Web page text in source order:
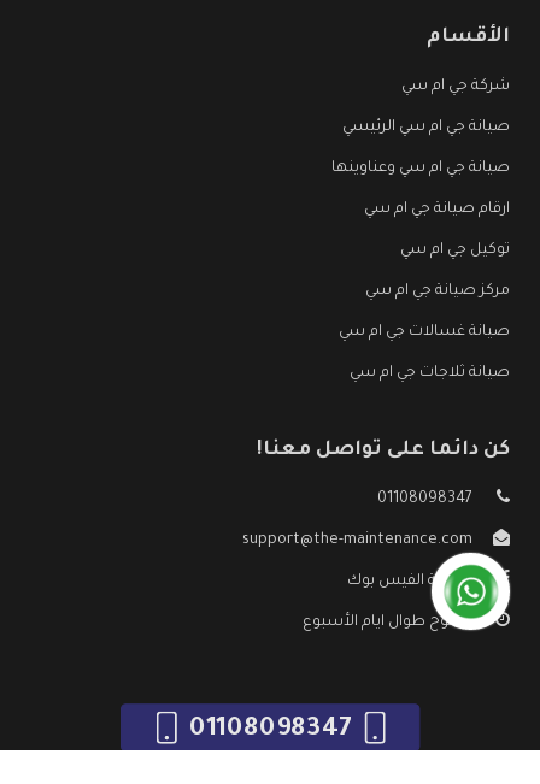
الأقسام
شركة جي ام سي
صيانة جي ام سي الرئيسي
صيانة جي ام سي وعناوينها
ارقام صيانة جي ام سي
توكيل جي ام سي
مركز صيانة جي ام سي
صيانة غسالات جي ام سي
صيانة ثلاجات جي ام سي
كن دائما على تواصل معنا!
01108098347
support@the-maintenance.com
صفحة الفيس بوك
مفتوح طوال ايام الأسبوع
01108098347